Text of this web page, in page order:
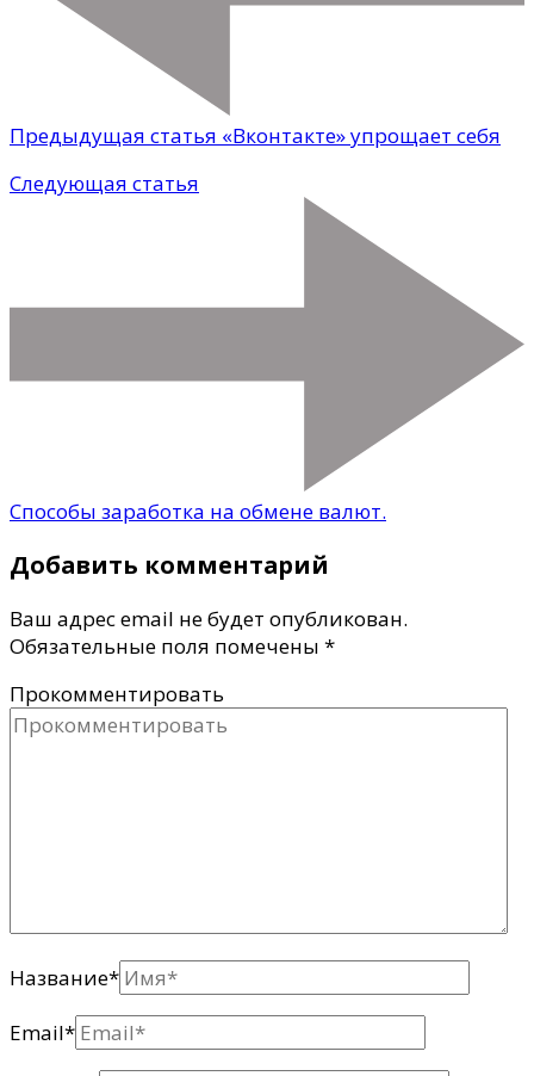
Предыдущая статья «Вконтакте» упрощает себя
Следующая статья
Способы заработка на обмене валют.
Добавить комментарий
Ваш адрес email не будет опубликован.
Обязательные поля помечены *
Прокомментировать
Название*
Email*